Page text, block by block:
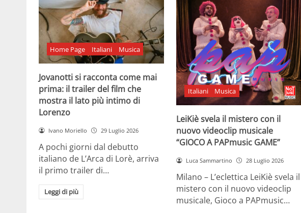
Home Page Italiani Musica
Jovanotti si racconta come mai
prima: il trailer del film che
mostra il lato più intimo di
Lorenzo
Ivano Moriello 29 Luglio 2026
A pochi giorni dal debutto
italiano de L’Arca di Lorè, arriva
il primo trailer di…
Leggi di più
Italiani Musica
LeiKiè svela il mistero con il
nuovo videoclip musicale
“GIOCO A PAPmusic GAME”
Luca Sammartino 28 Luglio 2026
Milano – L’eclettica LeiKiè svela il
mistero con il nuovo videoclip
musicale, Gioco a PAPmusic…